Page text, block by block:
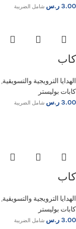
3.00 ر.س شامل الضريبة
كاب
الهدايا الترويجية والتسويقية,
كابات بوليستر
3.00 ر.س شامل الضريبة
كاب
الهدايا الترويجية والتسويقية,
كابات بوليستر
3.00 ر.س شامل الضريبة